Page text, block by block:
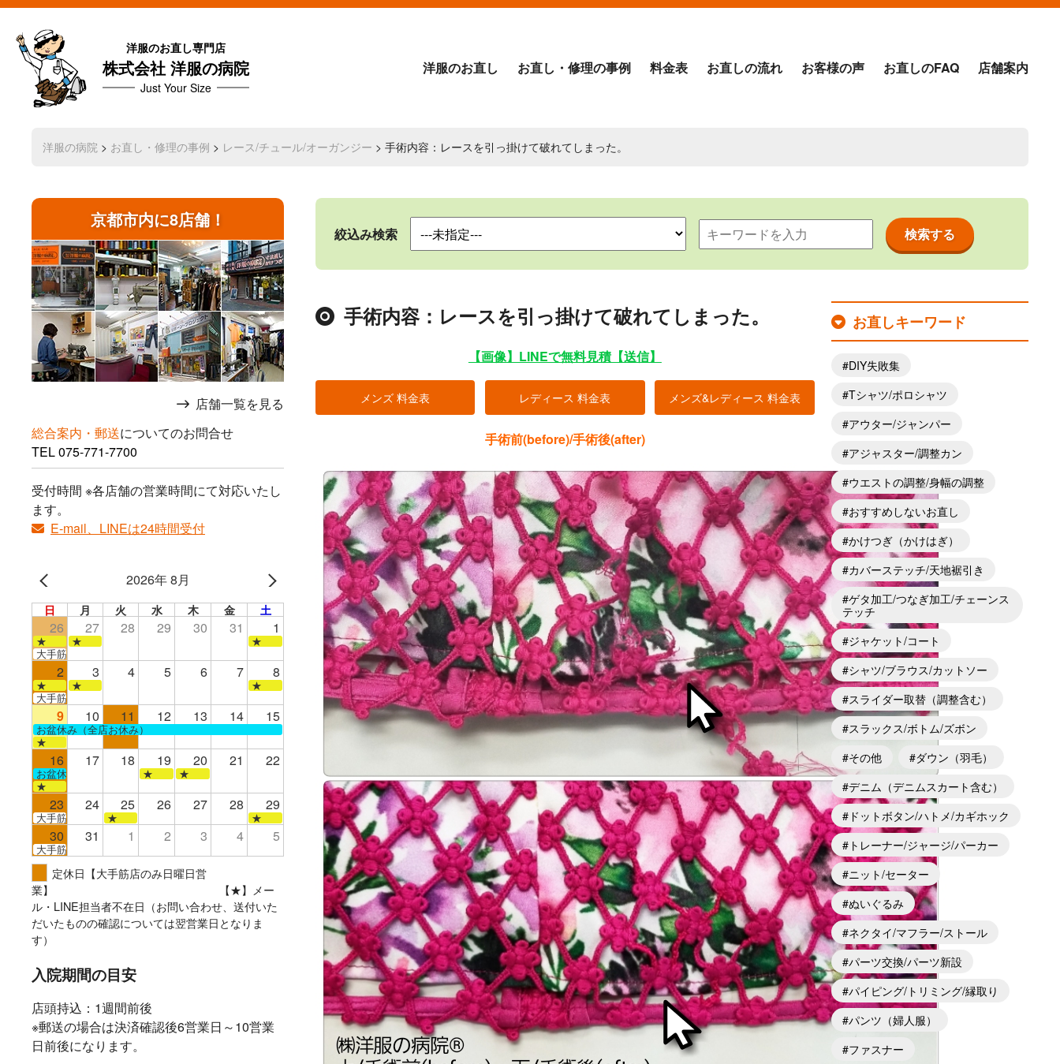
洋服のお直し専門店
株式会社 洋服の病院
Just Your Size
洋服のお直し お直し・修理の事例 料金表 お直しの流れ お客様の声 お直しのFAQ 店舗案内
洋服の病院 > お直し・修理の事例 > レース/チュール/オーガンジー > 手術内容：レースを引っ掛けて破れてしまった。
京都市内に8店舗！
店舗一覧を見る
総合案内・郵送についてのお問合せ
TEL075-771-7700
受付時間 ※各店舗の営業時間にて対応いたし
ます。
E-mail、LINEは24時間受付
2026年 8月
日 月 火 水 木 金 土
26 27 28 29 30 31 1
★ ★
★
大手筋店のみ営業
2 3 4 5 6 7 8
★ ★
★
大手筋
9 10 11 12 13 14 15
お盆休み（全店お休み）
★
16 17 18 19 20 21 22
お盆休み（全店お休み）★
★
★
23 24 25 26 27 28 29
大手筋 ★ ★
30 31 1 2 3 4 5
大手筋
定休日【大手筋店のみ日曜日営
業】 【★】メー
ル・LINE担当者不在日（お問い合わせ、送付いた
だいたものの確認については翌営業日となりま
す）
入院期間の目安
店頭持込：1週間前後
※郵送の場合は決済確認後6営業日～10営業
日前後になります。
絞込み検索
手術内容：レースを引っ掛けて破れてしまった。
【画像】LINEで無料見積【送信】
メンズ 料金表 レディース 料金表 メンズ&レディース 料金表
手術前(before)/手術後(after)
お直しキーワード
DIY失敗集
Tシャツ/ポロシャツ
アウター/ジャンパー
アジャスター/調整カン
ウエストの調整/身幅の調整
おすすめしないお直し
かけつぎ（かけはぎ）
カバーステッチ/天地裾引き
ゲタ加工/つなぎ加工/チェーンス
テッチ
ジャケット/コート
シャツ/ブラウス/カットソー
スライダー取替（調整含む）
スラックス/ボトム/ズボン
その他
ダウン（羽毛）
デニム（デニムスカート含む）
ドットボタン/ハトメ/カギホック
トレーナー/ジャージ/パーカー
ニット/セーター
ぬいぐるみ
ネクタイ/マフラー/ストール
パーツ交換/パーツ新設
パイピング/トリミング/縁取り
パンツ（婦人服）
ファスナー